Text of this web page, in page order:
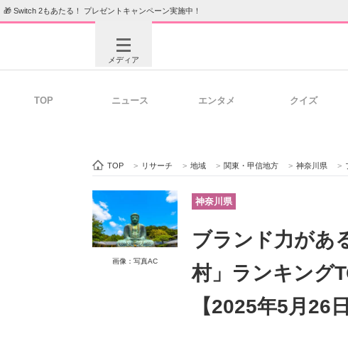
🎁 Switch 2もあたる！ プレゼントキャンペーン実施中！
メディア
ビジネスと働き方のヒント
ITエンジニア向け専門サイト
TOP ニュース エンタメ クイズ
TOP > リサーチ > 地域 > 関東・甲信地方 > 神奈川県 >
画像：写真AC
神奈川県
ブランド力があ
村」ランキング
【2025年5月26